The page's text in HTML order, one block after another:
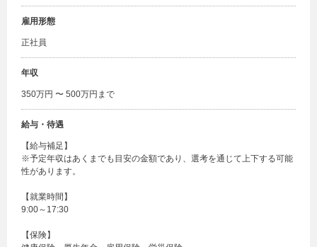
雇用形態
正社員
年収
350万円 〜 500万円まで
給与・待遇
【給与補足】
※予定年収はあくまでも目安の金額であり、選考を通じて上下する可能
性があります。
【就業時間】
9:00～17:30
【保険】